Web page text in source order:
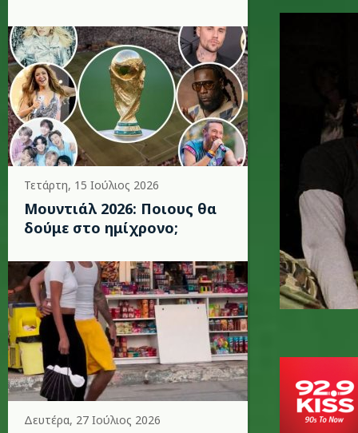
Τετάρτη, 15 Ιούλιος 2026
Μουντιάλ 2026: Ποιους θα
δούμε στο ημίχρονο;
Δευτέρα, 27 Ιούλιος 2026
red-hot-